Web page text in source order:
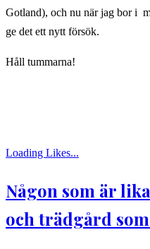
Gotland), och nu när jag bor i
ge det ett nytt försök.
Håll tummarna!
Loading Likes...
Någon som är
och trädgård